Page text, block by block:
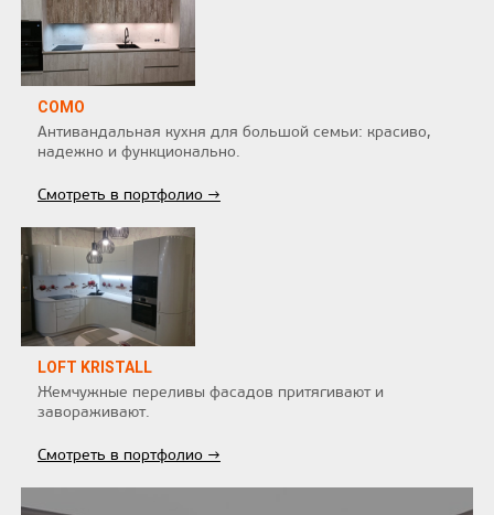
COMO
Антивандальная кухня для большой семьи: красиво,
надежно и функционально.
Смотреть в портфолио →
LOFT KRISTALL
Жемчужные переливы фасадов притягивают и
завораживают.
Смотреть в портфолио →